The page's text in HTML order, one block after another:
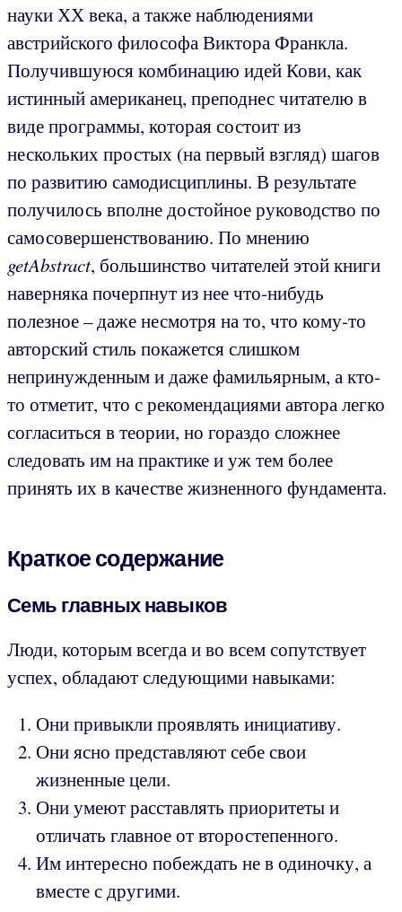
науки ХХ века, а также наблюдениями
австрийского философа Виктора Франкла.
Получившуюся комбинацию идей Кови, как
истинный американец, преподнес читателю в
виде программы, которая состоит из
нескольких простых (на первый взгляд) шагов
по развитию самодисциплины. В результате
получилось вполне достойное руководство по
самосовершенствованию. По мнению
getAbstract, большинство читателей этой книги
наверняка почерпнут из нее что-нибудь
полезное – даже несмотря на то, что кому-то
авторский стиль покажется слишком
непринужденным и даже фамильярным, а кто-
то отметит, что с рекомендациями автора легко
согласиться в теории, но гораздо сложнее
следовать им на практике и уж тем более
принять их в качестве жизненного фундамента.
Краткое содержание
Семь главных навыков
Люди, которым всегда и во всем сопутствует
успех, обладают следующими навыками:
Они привыкли проявлять инициативу.
Они ясно представляют себе свои
жизненные цели.
Они умеют расставлять приоритеты и
отличать главное от второстепенного.
Им интересно побеждать не в одиночку, а
вместе с другими.